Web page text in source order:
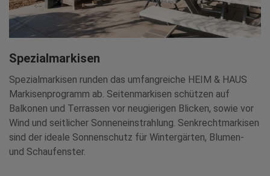
Spezialmarkisen
Spezialmarkisen runden das umfangreiche HEIM & HAUS
Markisenprogramm ab. Seitenmarkisen schützen auf
Balkonen und Terrassen vor neugierigen Blicken, sowie vor
Wind und seitlicher Sonneneinstrahlung. Senkrechtmarkisen
sind der ideale Sonnenschutz für Wintergärten, Blumen-
und Schaufenster.